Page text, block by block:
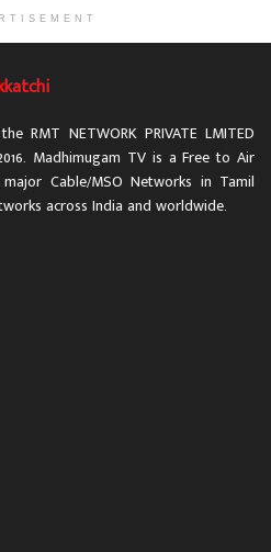
RMT NETWORK PRIVATE LMITED
Madhimugam TV is a Free to Air
Cable/MSO Networks in Tamil
across India and worldwide.